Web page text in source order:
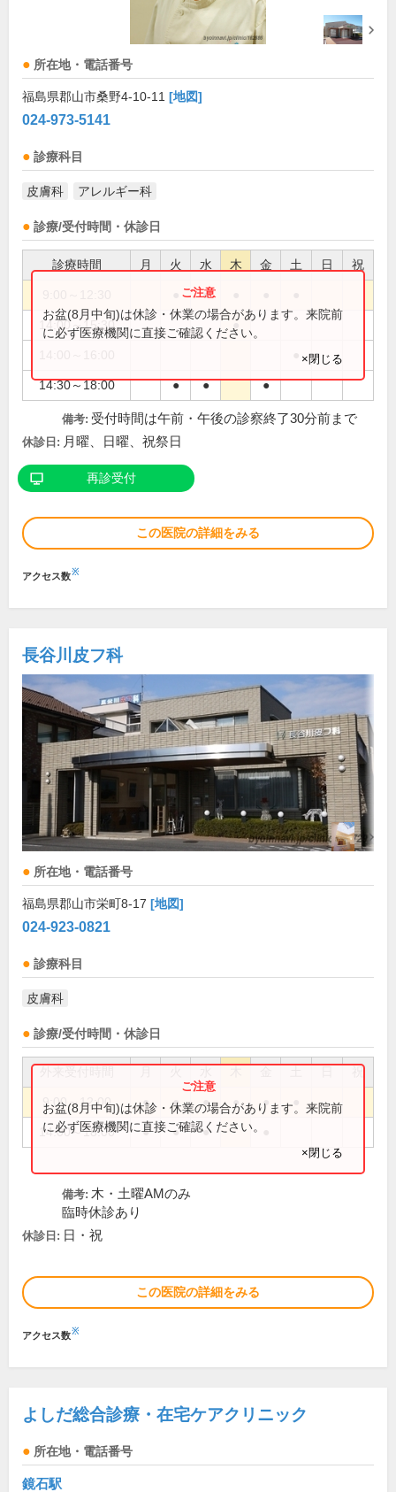
所在地・電話番号
福島県郡山市桑野4-10-11 [地図]
024-973-5141
診療科目
皮膚科 アレルギー科
診療/受付時間・休診日
診療時間 月 火 水 木 金 土 日 祝
●
14:00～15:30 ●
14:30～18:00 ● ● ●
お盆(8月中旬)は休診・休業の場合があります。来院前
に必ず医療機関に直接ご確認ください。
×閉じる
備考: 受付時間は午前・午後の診察終了30分前まで
休診日: 月曜、日曜、祝祭日
再診受付
この医院の詳細をみる
アクセス数※
長谷川皮フ科
所在地・電話番号
福島県郡山市栄町8-17 [地図]
024-923-0821
診療科目
皮膚科
診療/受付時間・休診日
祝
9:00～12:00 ● ● ● ● ●
14:00～18:00 ● ● ●
お盆(8月中旬)は休診・休業の場合があります。来院前
に必ず医療機関に直接ご確認ください。
×閉じる
備考: 木・土曜AMのみ
臨時休診あり
休診日: 日・祝
この医院の詳細をみる
アクセス数※
よしだ総合診療・在宅ケアクリニック
所在地・電話番号
鏡石駅